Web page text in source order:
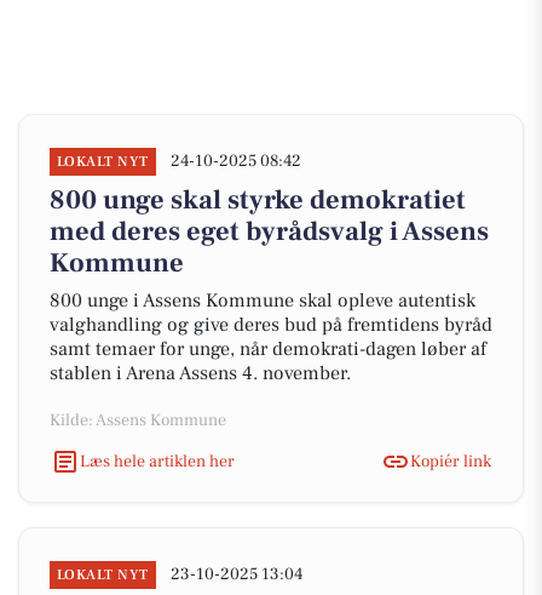
LOKALT NYT 24-10-2025 08:42
800 unge skal styrke demokratiet
med deres eget byrådsvalg i Assens
Kommune
800 unge i Assens Kommune skal opleve autentisk
valghandling og give deres bud på fremtidens byråd
samt temaer for unge, når demokrati-dagen løber af
stablen i Arena Assens 4. november.
Kilde: Assens Kommune
Læs hele artiklen her
Kopiér link
LOKALT NYT 23-10-2025 13:04